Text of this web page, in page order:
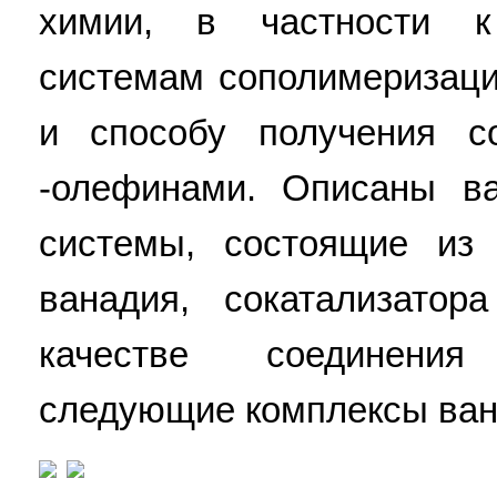
химии, в частности к
системам
и способу получения
-олефинами. Описаны
системы, состоящие из
ванадия,
качестве
следующие комплексы